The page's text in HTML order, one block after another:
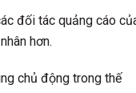
đối tác quảng cáo
hơn.
chủ động trong thế